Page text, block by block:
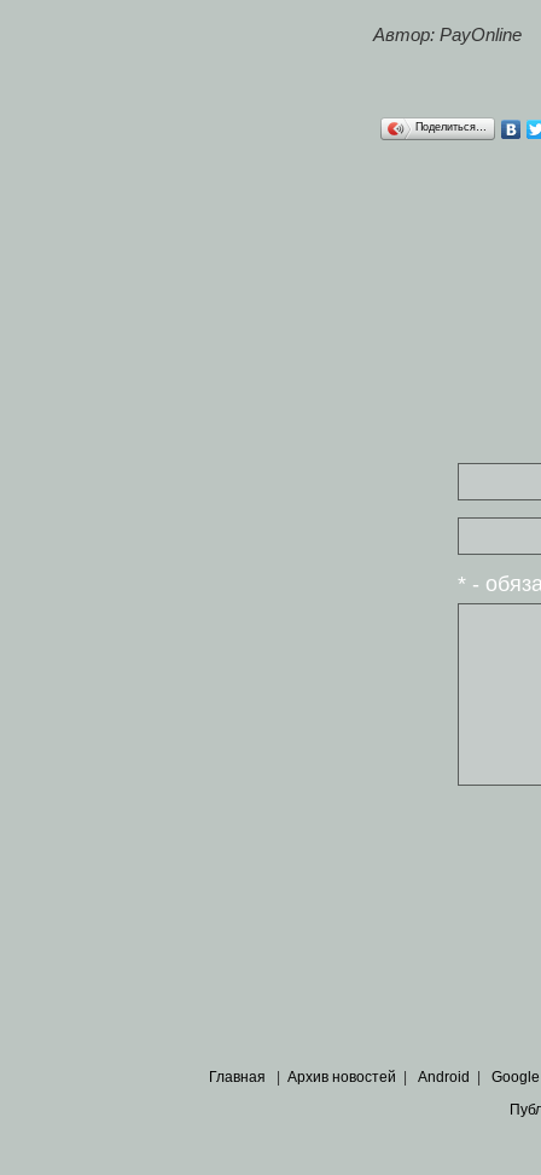
Автор: PayOnline
Поделиться…
* -
Главная Архив новостей Android Google